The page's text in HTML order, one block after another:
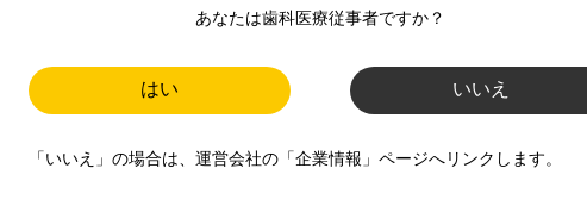
あなたは歯科医療従事者ですか？
はい いいえ
「いいえ」の場合は、運営会社の「企業情報」ページへリンクします。
師、歯科衛生士、歯科技工士）に
お届けします。